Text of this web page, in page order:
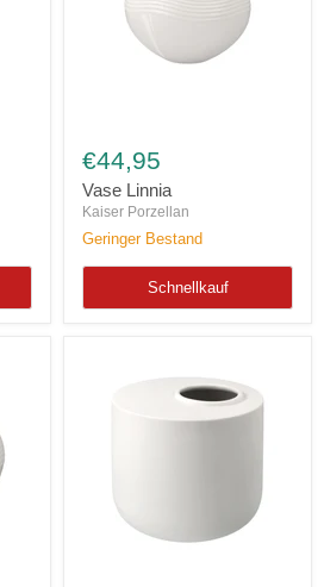
Linnia
€44,95
Vase Linnia
Kaiser Porzellan
Geringer Bestand
Schnellkauf